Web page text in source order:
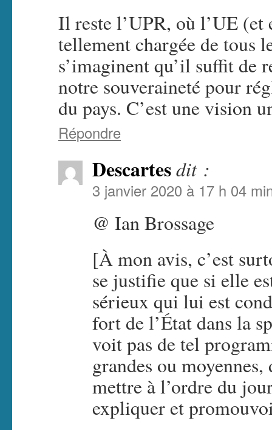
Il reste l’UPR, où l’UE
tellement chargée de tous
s’imaginent qu’il suffit de
notre souveraineté pour
du pays. C’est une vision
Répondre
Descartesdit :
3 janvier 2020 à 17 h 04
@ Ian Brossage
[À mon avis, c’est
se justifie que si elle
sérieux qui lui est
fort de l’État dans la
voit pas de tel
grandes ou
mettre à l’ordre du
expliquer et